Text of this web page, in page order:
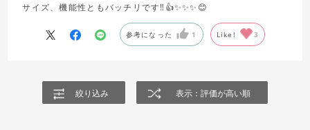
サイズ、機能性ともバッチリです‼️👍✨✨✨😊
参考になった 1 Like! 3
絞り込み 表示：評価が高い順